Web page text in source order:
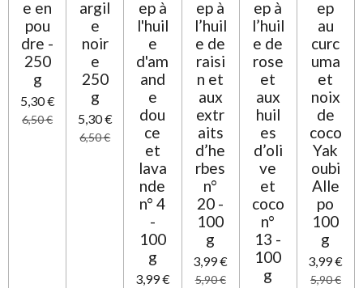
e en
pou
dre -
250
g
5,30 €
6,50 €
argil
e
noir
e
250
g
5,30 €
6,50 €
ep à
l'huil
e
d'am
and
e
dou
ce
et
lava
nde
n° 4
-
100
g
3,99 €
ep à
l’huil
e de
raisi
n et
aux
extr
aits
d’he
rbes
n°
20 -
100
g
3,99 €
5,90 €
ep à
l’huil
e de
rose
et
aux
huil
es
d’oli
ve
et
coco
n°
13 -
100
g
ep
au
curc
uma
et
noix
de
coco
Yak
oubi
Alle
po
100
g
3,99 €
5,90 €